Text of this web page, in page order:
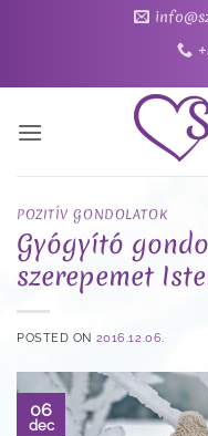
POZITÍV GONDOLATOK
Gyógyító
szerepemet
POSTED ON 2016.12.06.
06
dec